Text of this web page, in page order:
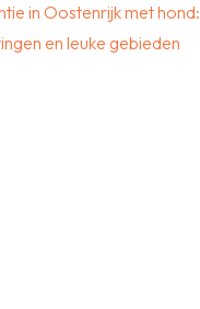
in Oostenrijk met hond:
en leuke gebieden